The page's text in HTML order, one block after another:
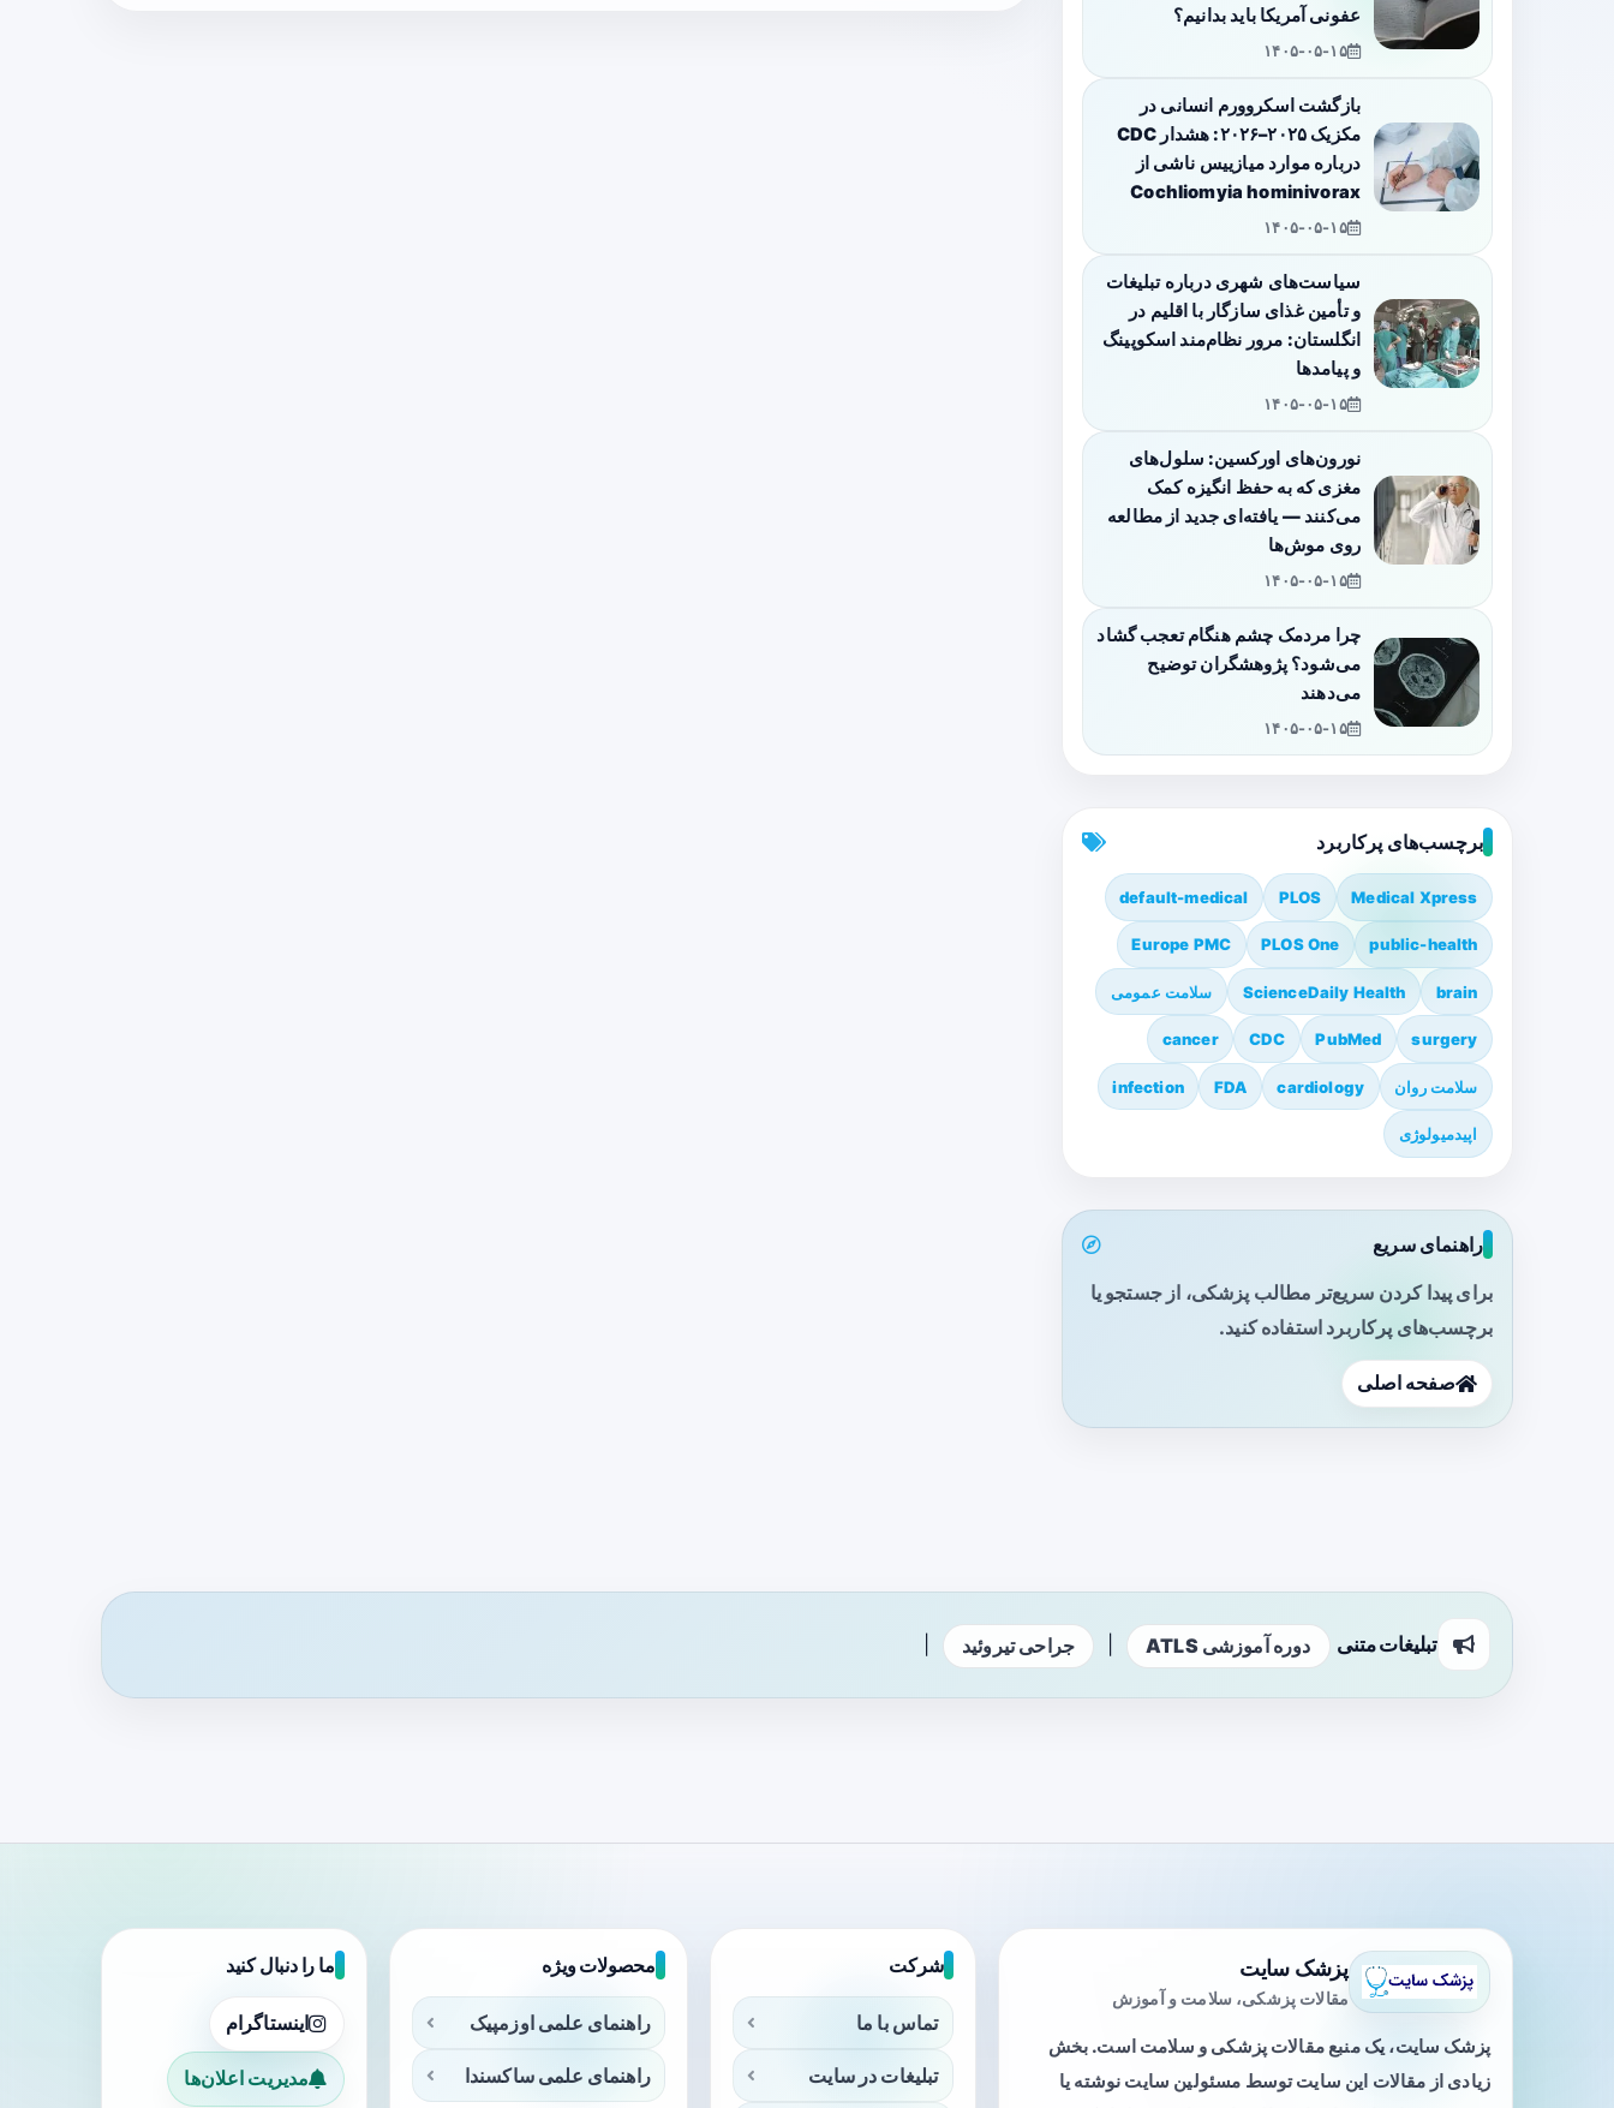
عفونی آمریکا باید بدانیم؟
۱۴۰۵-۰۵-۱۵
بازگشت اسکروورم انسانی در
مکزیک ۲۰۲۵–۲۰۲۶: هشدار CDC
درباره موارد میازییس ناشی از
Cochliomyia hominivorax
۱۴۰۵-۰۵-۱۵
سیاست‌های شهری درباره تبلیغات
و تأمین غذای سازگار با اقلیم در
انگلستان: مرور نظام‌مند اسکوپینگ
و پیامدها
۱۴۰۵-۰۵-۱۵
نورون‌های اورکسین: سلول‌های
مغزی که به حفظ انگیزه کمک
می‌کنند — یافته‌ای جدید از مطالعه
روی موش‌ها
۱۴۰۵-۰۵-۱۵
چرا مردمک چشم هنگام تعجب گشاد
می‌شود؟ پژوهشگران توضیح
می‌دهند
۱۴۰۵-۰۵-۱۵
برچسب‌های پرکاربرد
Medical Xpress
PLOS
default-medical
public-health
PLOS One
Europe PMC
brain
ScienceDaily Health سلامت عمومی
surgery
PubMed
CDC
cancer
سلامت روان cardiology
FDA
infection
اپیدمیولوژی
راهنمای سریع
برای پیدا کردن سریع‌تر مطالب پزشکی، از جستجو یا
برچسب‌های پرکاربرد استفاده کنید.
صفحه اصلی
تبلیغات متنی دوره آموزشی ATLS جراحی تیروئید
پزشک سایت
مقالات پزشکی، سلامت و آموزش
پزشک سایت، یک منبع مقالات پزشکی و سلامت است. بخش
زیادی از مقالات این سایت توسط مسئولین سایت نوشته یا
شرکت
تماس با ما
تبلیغات در سایت
محصولات ویژه
راهنمای علمی اوزمپیک
راهنمای علمی ساکسندا
ما را دنبال کنید
اینستاگرام
مدیریت اعلان‌ها